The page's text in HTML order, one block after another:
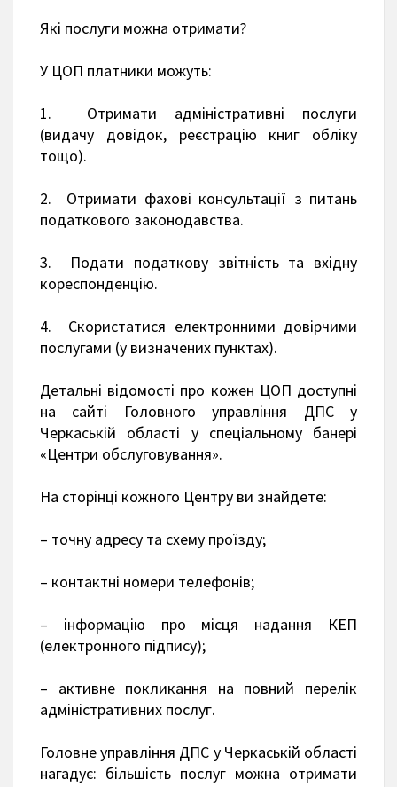
Які послуги можна отримати?
У ЦОП платники можуть:
1. Отримати адміністративні послуги
(видачу довідок, реєстрацію книг обліку
тощо).
2. Отримати фахові консультації з питань
податкового законодавства.
3. Подати податкову звітність та вхідну
кореспонденцію.
4. Скористатися електронними довірчими
послугами (у визначених пунктах).
Детальні відомості про кожен ЦОП доступні
на сайті Головного управління ДПС у
Черкаській області у спеціальному банері
«Центри обслуговування».
На сторінці кожного Центру ви знайдете:
– точну адресу та схему проїзду;
– контактні номери телефонів;
– інформацію про місця надання КЕП
(електронного підпису);
– активне покликання на повний перелік
адміністративних послуг.
Головне управління ДПС у Черкаській області
нагадує: більшість послуг можна отримати